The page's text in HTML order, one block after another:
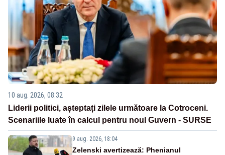
10 aug. 2026, 08:32
Liderii politici, așteptați zilele următoare la Cotroceni.
Scenariile luate în calcul pentru noul Guvern - SURSE
9 aug. 2026, 18:04
Zelenski avertizează: Phenianul